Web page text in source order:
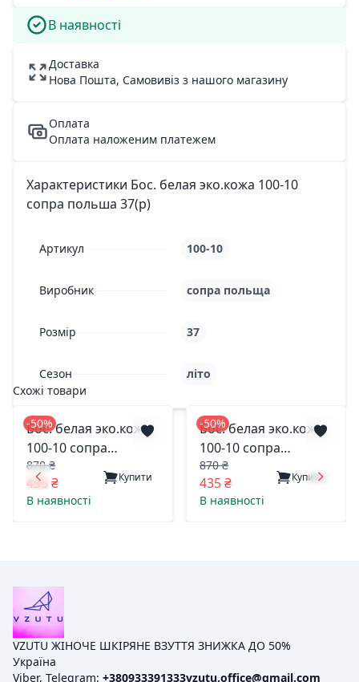
В наявності
Доставка
Нова Пошта, Самовивіз з нашого магазину
Оплата
Оплата наложеним платежем
Характеристики Бос. белая эко.кожа 100-10
сопра польша 37(р)
Артикул 100-10
Виробник сопра польща
Розмір 37
Сезон
літо
Схожі товари
-50%
Бос. белая эко.кожа
100-10 сопра
польша 39(р)
870 ₴
435 ₴ Купити
В наявності
-50%
Бос. белая эко.кожа
100-10 сопра
польша 38(р)
870 ₴
435 ₴ Купити
В наявності
VZUTU ЖІНОЧЕ ШКІРЯНЕ ВЗУТТЯ ЗНИЖКА ДО 50%
Україна
Viber, Telegram: +380933391333vzutu.office@gmail.com